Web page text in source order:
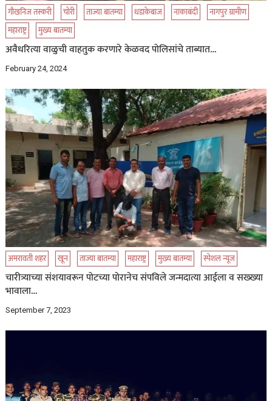
गौखनिज तस्करी चोरी ताज्या बातम्या धडाकेबाज नाकाबंदी
नागपुर ग्रामीण
महाराष्ट्र
मुख्य बातम्या
अवैधरित्या वाळुची वाहतुक करणारे केळवद पोलिसांचे ताब्यात…
February 24, 2024
अमरावती शहर खून ताज्या बातम्या महाराष्ट्र मुख्य बातम्या स्पेशल न्यूज
चारीत्र्याच्या संशयावरून पोटच्या पोरानेच संपविले जन्मदात्या आईला व सख्ख्या
भावाला…
September 7, 2023